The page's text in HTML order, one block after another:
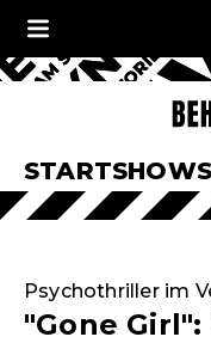
STARTSHOWS
Psychothriller im
"Gone